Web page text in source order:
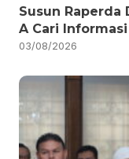
Susun Raperda
A Cari
03/08/2026